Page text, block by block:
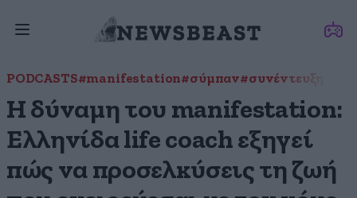
PODCASTS#manifestation#σύμπαν#συνέντευξη
Η δύναμη του manifestation:
Ελληνίδα life coach εξηγεί
πώς να προσελκύσεις τη ζωή